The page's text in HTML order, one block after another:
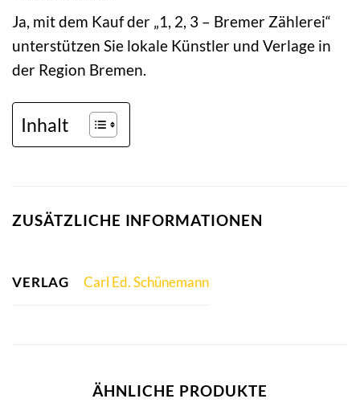
Ja, mit dem Kauf der „1, 2, 3 – Bremer Zählerei“
unterstützen Sie lokale Künstler und Verlage in
der Region Bremen.
Inhalt
ZUSÄTZLICHE INFORMATIONEN
VERLAG Carl Ed. Schünemann
ÄHNLICHE PRODUKTE